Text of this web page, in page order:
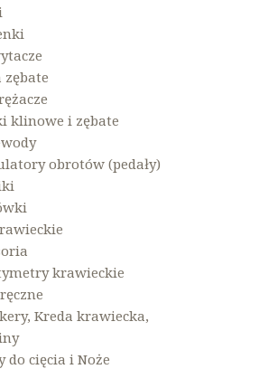
zębate
klinowe i zębate
obrotów (pedały)
krawieckie
Kreda krawiecka,
do cięcia i Noże